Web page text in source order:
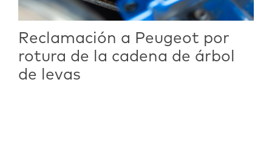
Reclamación a Peugeot por
rotura de la cadena de árbol
de levas